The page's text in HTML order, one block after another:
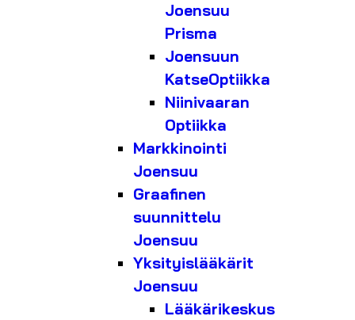
Joensuu
Prisma
Joensuun
KatseOptiikka
Niinivaaran
Optiikka
Markkinointi
Joensuu
Graafinen
suunnittelu
Joensuu
Yksityislääkärit
Joensuu
Lääkärikeskus